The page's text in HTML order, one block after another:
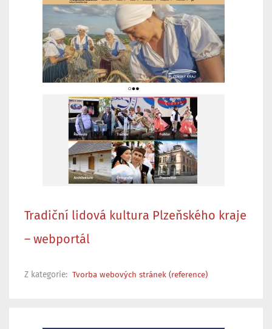
Tradiční lidová kultura Plzeňského kraje
– webportál
Z kategorie: Tvorba webových stránek (reference)